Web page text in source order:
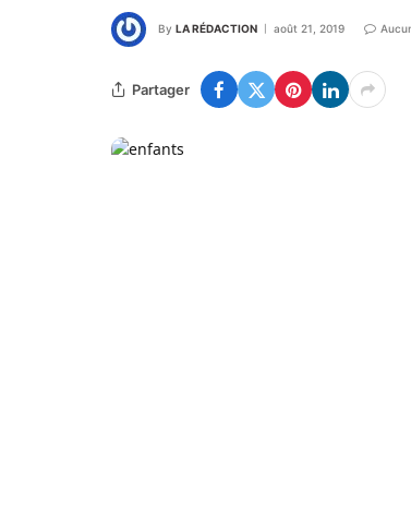
By LA RÉDACTION août 21, 2019
Partager